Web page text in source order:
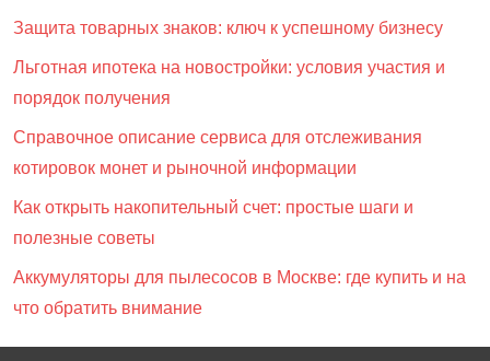
Защита товарных знаков: ключ к успешному бизнесу
Льготная ипотека на новостройки: условия участия и
порядок получения
Справочное описание сервиса для отслеживания
котировок монет и рыночной информации
Как открыть накопительный счет: простые шаги и
полезные советы
Аккумуляторы для пылесосов в Москве: где купить и на
что обратить внимание